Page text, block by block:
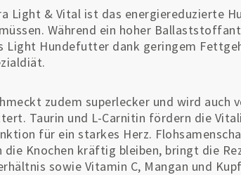
Light & Vital ist das energiereduzierte
Während ein hoher
Light Hundefutter dank geringem
zudem superlecker und wird auch
Taurin und L-Carnitin fördern die
für ein starkes Herz.
Knochen kräftig bleiben, bringt die
sowie Vitamin C, Mangan und